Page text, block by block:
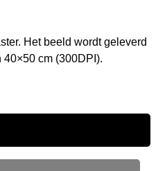
Het beeld wordt geleverd
cm (300DPI).